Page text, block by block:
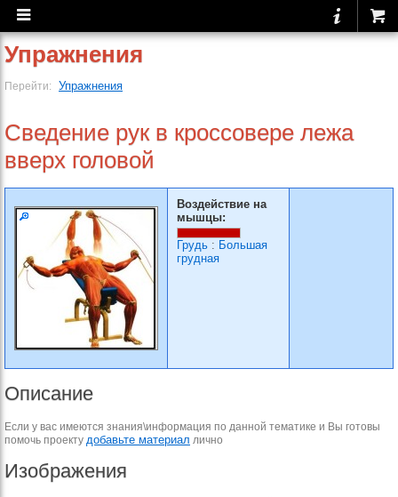
Упражнения
Перейти: Упражнения
Сведение рук в кроссовере лежа
вверх головой
Воздействие на
мышцы:
Грудь : Большая
грудная
Описание
Если у вас имеются знания\информация по данной тематике и Вы готовы
помочь проекту добавьте материал лично
Изображения